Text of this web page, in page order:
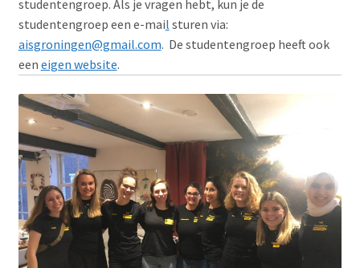
CONTACT
studentengroep. Als je vragen hebt, kun je de
studentengroep een e-mail sturen via:
aisgroningen@gmail.com. De studentengroep heeft ook
een eigen website.